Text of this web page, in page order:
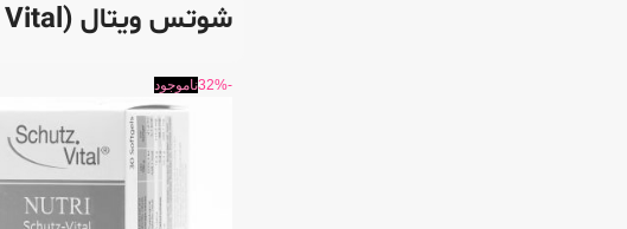
شوتس ویتال (Schutz Vital)
-32% ناموجود